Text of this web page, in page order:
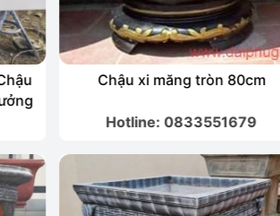
Chậu xi măng tròn 80cm
Hotline: 0833551679